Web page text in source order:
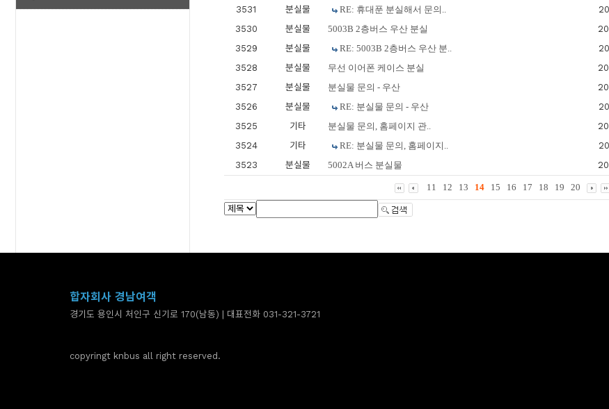
3531
분실물 RE: 휴대푼 분실해서 문의..
3530
분실물 5003B 2층버스 우산 분실
3529
분실물 RE: 5003B 2층버스 우산 분..
3528
분실물 무선 이어폰 케이스 분실
3527
분실물 분실물 문의 - 우산
3526
분실물 RE: 분실물 문의 - 우산
3525
기타 분실물 문의, 홈페이지 관..
3524
기타 RE: 분실물 문의, 홈페이지..
3523
분실물 5002A 버스 분실물
11 12 13 14 15 16 17 18 19 20
합자회사 경남여객
경기도 용인시 처인구 신기로 170(남동) | 대표전화 031-321-3721
copyringt knbus all right reserved.